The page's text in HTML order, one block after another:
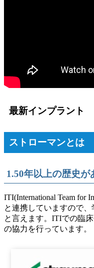
最新インプラント
ストローマンとは
1.50年以上の歴史が
ITI(International Team for
と連携していますので
と言えます。ITIでの臨
の協力を行っています。